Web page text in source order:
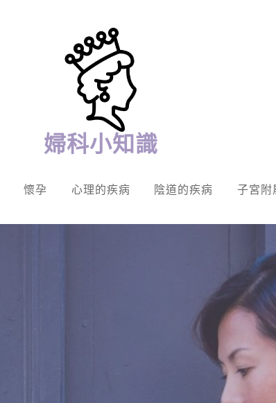
婦科小知識
懷孕 心理的疾病 陰道的疾病 子宮附